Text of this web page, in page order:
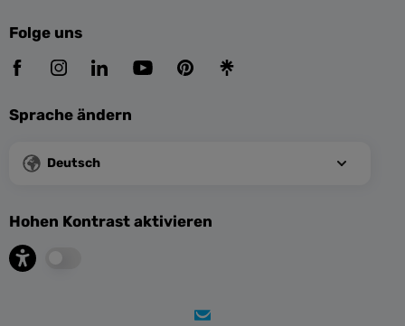
Folge uns
Sprache ändern
Deutsch
Hohen Kontrast aktivieren